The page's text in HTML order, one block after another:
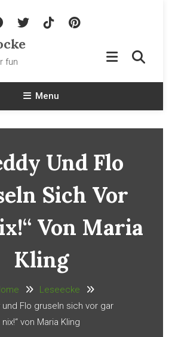
fun
Menu
Und Flo
Sich Vor
Von Maria
Kling
Leseecke
und Flo gruseln sich vor gar
nix!“ von Maria Kling